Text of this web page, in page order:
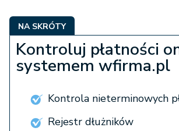
NA SKRÓTY
Kontroluj płatności
systemem wfirma.pl
Kontrola nieterminowych
Rejestr dłużników